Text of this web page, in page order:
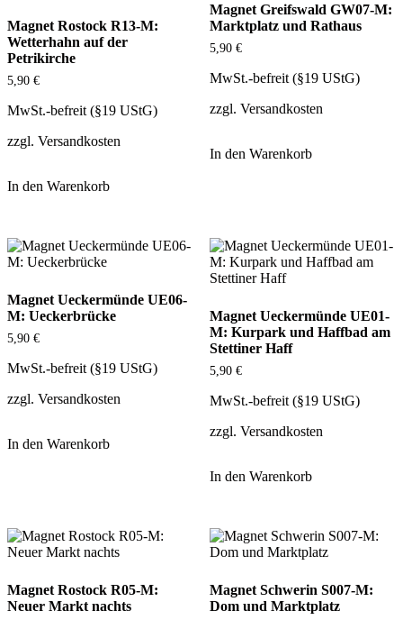
Magnet Rostock R13-M:
Wetterhahn auf der
Petrikirche
5,90 €
MwSt.-befreit (§19 UStG)
zzgl. Versandkosten
In den Warenkorb
Magnet Greifswald GW07-M:
Marktplatz und Rathaus
5,90 €
MwSt.-befreit (§19 UStG)
zzgl. Versandkosten
In den Warenkorb
Magnet Ueckermünde UE06-
M: Ueckerbrücke
5,90 €
MwSt.-befreit (§19 UStG)
zzgl. Versandkosten
In den Warenkorb
Magnet Ueckermünde UE01-
M: Kurpark und Haffbad am
Stettiner Haff
5,90 €
MwSt.-befreit (§19 UStG)
zzgl. Versandkosten
In den Warenkorb
Magnet Rostock R05-M:
Neuer Markt nachts
Magnet Schwerin S007-M:
Dom und Marktplatz